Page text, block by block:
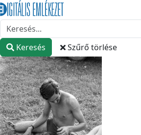
Keresés Szűrő törlése